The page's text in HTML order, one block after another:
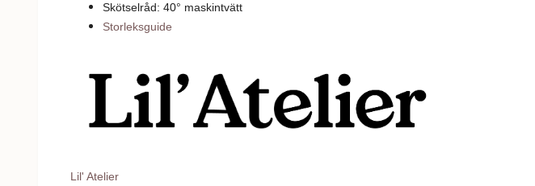
Skötselråd: 40° maskintvätt
Storleksguide
Lil' Atelier